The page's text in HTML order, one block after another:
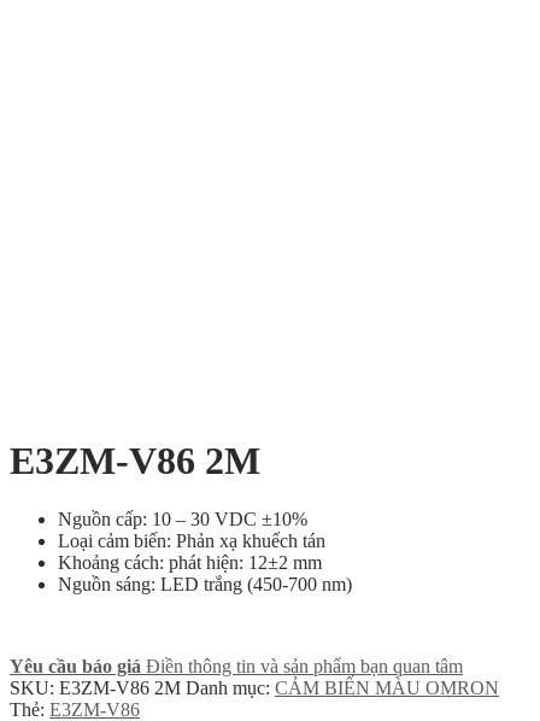
E3ZM-V86 2M
Nguồn cấp: 10 – 30 VDC ±10%
Loại cảm biến: Phản xạ khuếch tán
Khoảng cách: phát hiện: 12±2 mm
Nguồn sáng: LED trắng (450-700 nm)
Yêu cầu báo giá Điền thông tin và sản phẩm bạn quan tâm
SKU: E3ZM-V86 2M Danh mục: CẢM BIẾN MÀU OMRON
Thẻ: E3ZM-V86